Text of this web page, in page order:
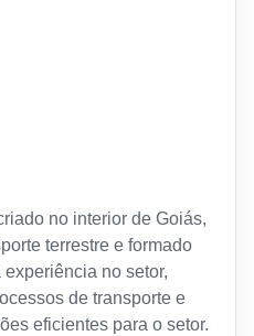
no interior de Goiás,
terrestre e formado
no setor,
de transporte e
eficientes para o setor.